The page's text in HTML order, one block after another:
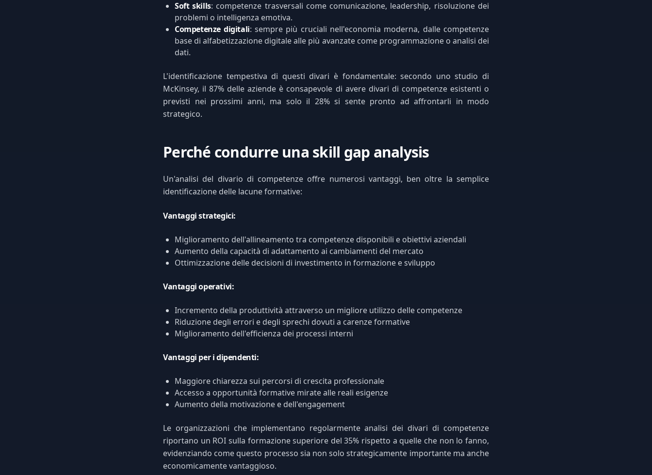
Soft skills: competenze trasversali come comunicazione, leadership, risoluzione dei
problemi o intelligenza emotiva.
Competenze digitali: sempre più cruciali nell'economia moderna, dalle competenze
base di alfabetizzazione digitale alle più avanzate come programmazione o analisi dei
dati.
L'identificazione tempestiva di questi divari è fondamentale: secondo uno studio di
McKinsey, il 87% delle aziende è consapevole di avere divari di competenze esistenti o
previsti nei prossimi anni, ma solo il 28% si sente pronto ad affrontarli in modo
strategico.
Perché condurre una skill gap analysis
Un'analisi del divario di competenze offre numerosi vantaggi, ben oltre la semplice
identificazione delle lacune formative:
Vantaggi strategici:
Miglioramento dell'allineamento tra competenze disponibili e obiettivi aziendali
Aumento della capacità di adattamento ai cambiamenti del mercato
Ottimizzazione delle decisioni di investimento in formazione e sviluppo
Vantaggi operativi:
Incremento della produttività attraverso un migliore utilizzo delle competenze
Riduzione degli errori e degli sprechi dovuti a carenze formative
Miglioramento dell'efficienza dei processi interni
Vantaggi per i dipendenti:
Maggiore chiarezza sui percorsi di crescita professionale
Accesso a opportunità formative mirate alle reali esigenze
Aumento della motivazione e dell'engagement
Le organizzazioni che implementano regolarmente analisi dei divari di competenze
riportano un ROI sulla formazione superiore del 35% rispetto a quelle che non lo fanno,
evidenziando come questo processo sia non solo strategicamente importante ma anche
economicamente vantaggioso.